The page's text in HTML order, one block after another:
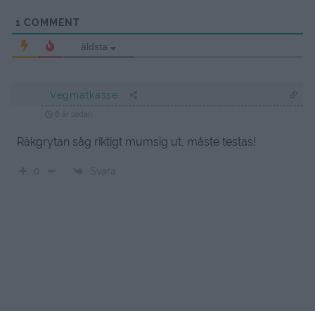
1 COMMENT
äldsta
Vegmatkasse
Räkgrytan såg riktigt mumsig ut, måste testas!
Svara